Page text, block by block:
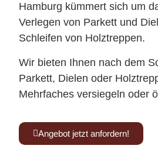
Hamburg kümmert sich um
Verlegen von Parkett und
Schleifen von Holztreppen.
Wir bieten Ihnen nach dem
Parkett, Dielen oder
Mehrfaches versiegeln oder
Angebot jetzt anfordern!